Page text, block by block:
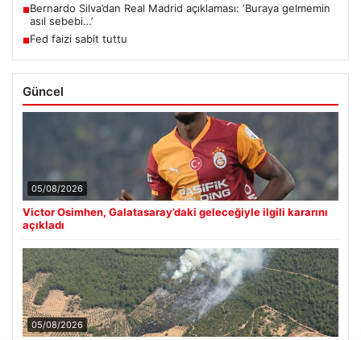
■Bernardo Silva’dan Real Madrid açıklaması: ‘Buraya gelmemin
asıl sebebi…’
■Fed faizi sabit tuttu
Güncel
05/08/2026
Victor Osimhen, Galatasaray’daki geleceğiyle ilgili kararını
açıkladı
05/08/2026